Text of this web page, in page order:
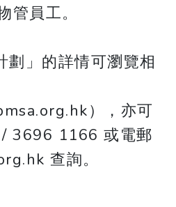
管員工。
劃」的詳情可瀏覽相
），亦可
3696 1166 或電郵
查詢。